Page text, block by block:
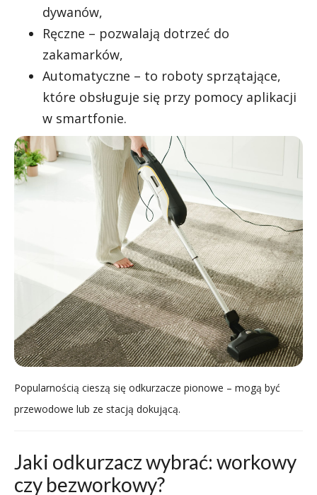
dywanów,
Ręczne – pozwalają dotrzeć do
zakamarków,
Automatyczne – to roboty sprzątające,
które obsługuje się przy pomocy aplikacji
w smartfonie.
Popularnością cieszą się odkurzacze pionowe – mogą być
przewodowe lub ze stacją dokującą.
Jaki odkurzacz wybrać: workowy
czy bezworkowy?